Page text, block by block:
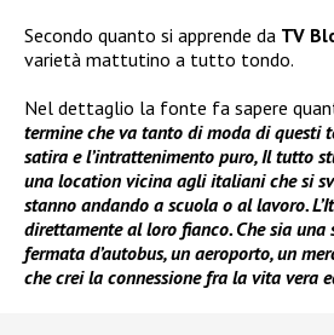
Secondo quanto si apprende da TV
varietà mattutino a tutto tondo.
Nel dettaglio la fonte fa sapere
termine che va tanto di moda di questi
satira e l’intrattenimento puro, Il tutto
una location vicina agli italiani che si
stanno andando a scuola o al lavoro.
direttamente al loro fianco. Che sia
fermata d’autobus, un aeroporto, un
che crei la connessione fra la vita vera